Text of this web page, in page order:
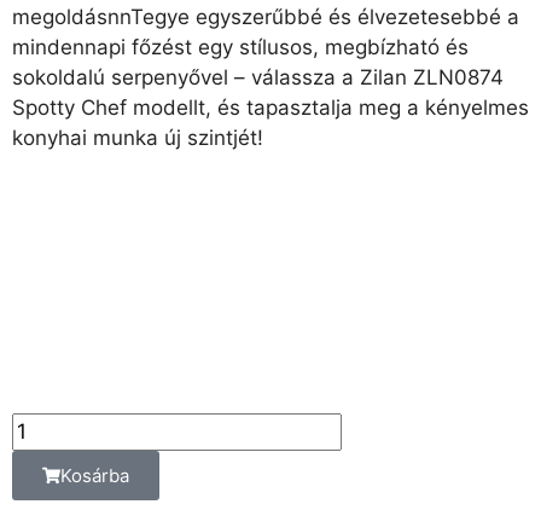
megoldásnnTegye egyszerűbbé és élvezetesebbé a
mindennapi főzést egy stílusos, megbízható és
sokoldalú serpenyővel – válassza a Zilan ZLN0874
Spotty Chef modellt, és tapasztalja meg a kényelmes
konyhai munka új szintjét!
Kosárba